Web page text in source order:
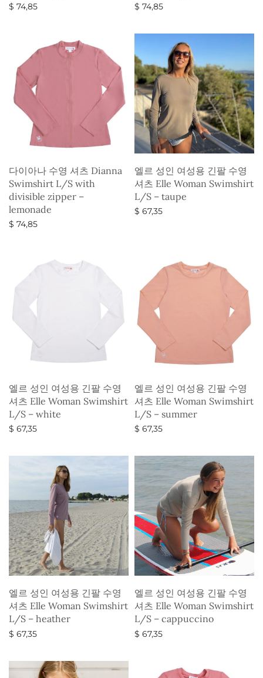
$ 74,85
$ 74,85
다이아나 수영 셔츠 Dianna
Swimshirt L/S with
divisible zipper –
lemonade
$ 74,85
엘르 성인 여성용 긴팔 수영
셔츠 Elle Woman Swimshirt
L/S – taupe
$ 67,35
엘르 성인 여성용 긴팔 수영
셔츠 Elle Woman Swimshirt
L/S – white
$ 67,35
엘르 성인 여성용 긴팔 수영
셔츠 Elle Woman Swimshirt
L/S – summer
$ 67,35
엘르 성인 여성용 긴팔 수영
셔츠 Elle Woman Swimshirt
L/S – heather
$ 67,35
엘르 성인 여성용 긴팔 수영
셔츠 Elle Woman Swimshirt
L/S – cappuccino
$ 67,35